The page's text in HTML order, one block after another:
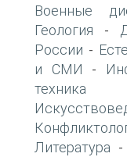
Военные
Геология -
России -
и СМИ -
техника
Литература -